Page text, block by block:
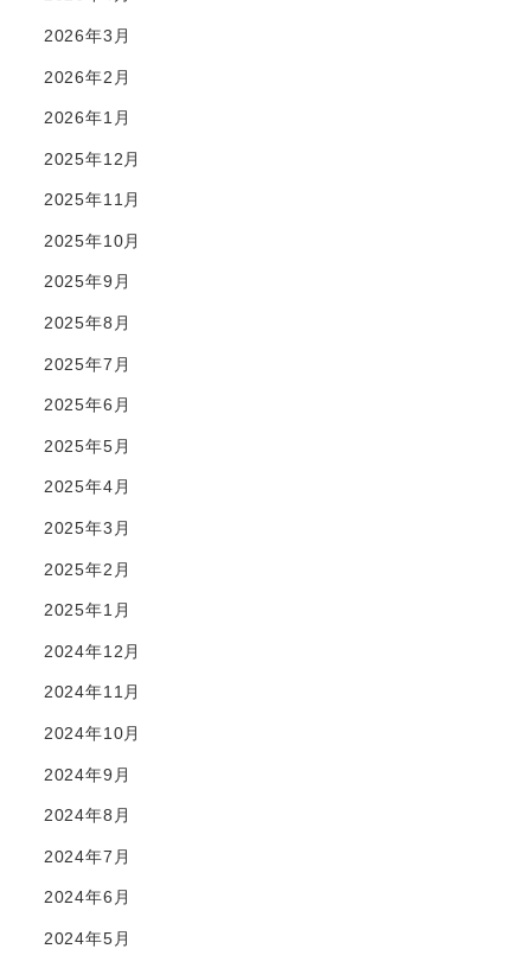
2026年3月
2026年2月
2026年1月
2025年12月
2025年11月
2025年10月
2025年9月
2025年8月
2025年7月
2025年6月
2025年5月
2025年4月
2025年3月
2025年2月
2025年1月
2024年12月
2024年11月
2024年10月
2024年9月
2024年8月
2024年7月
2024年6月
2024年5月